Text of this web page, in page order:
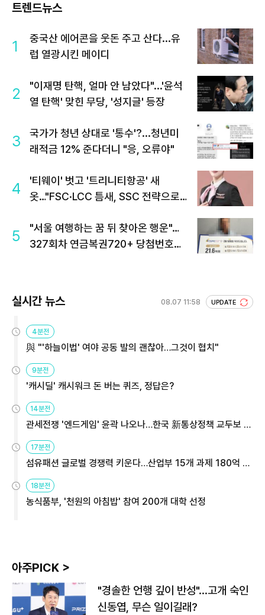
트렌드뉴스
1
중국산 에어콘을 웃돈 주고 산다...유
럽 열광시킨 메이디
2
"이재명 탄핵, 얼마 안 남았다"...'윤석
열 탄핵' 맞힌 무당, '성지글' 등장
3
국가가 청년 상대로 '통수'?...청년미
래적금 12% 준다더니 "응, 오류야"
4
'티웨이' 벗고 '트리니티항공' 새
옷…"FSC·LCC 틈새, SSC 전략으로
5
"서울 여행하는 꿈 뒤 찾아온 행운"…
327회차 연금복권720+ 당첨번호조
실시간 뉴스 08.07 11:58 UPDATE
4분전
與 "'하늘이법' 여야 공동 발의 괜찮아…그것이 협치"
9분전
'캐시딜' 캐시워크 돈 버는 퀴즈, 정답은?
14분전
관세전쟁 '엔드게임' 윤곽 나오나…한국 新통상정책 교두보 활
용해야
17분전
섬유패션 글로벌 경쟁력 키운다…산업부 15개 과제 180억 지
원
18분전
농식품부, '천원의 아침밥' 참여 200개 대학 선정
아주PICK >
"경솔한 언행 깊이 반성"…고개 숙인
신동엽, 무슨 일이길래?